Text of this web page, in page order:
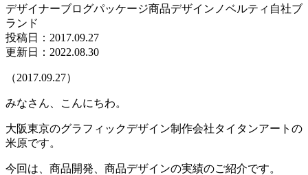
デザイナーブログパッケージ商品デザイン ノベルティ 自社ブ
ランド
投稿日： 2017.09.27
更新日：2022.08.30
（2017.09.27）
みなさん、こんにちわ。
大阪東京のグラフィックデザイン制作会社タイタンアートの
米原です。
今回は、商品開発、商品デザインの実績のご紹介です。